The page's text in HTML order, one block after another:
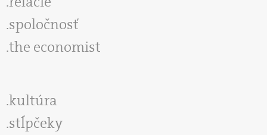
spoločnosť
the economist
kultúra
stĺpčeky